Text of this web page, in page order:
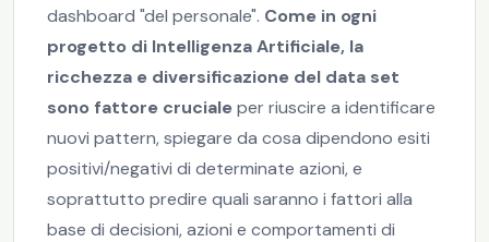
dashboard "del personale". Come in ogni
progetto di Intelligenza Artificiale, la
ricchezza e diversificazione del data set
sono fattore crucialeper riuscire a identificare
nuovi pattern, spiegare da cosa dipendono esiti
positivi/negativi di determinate azioni, e
soprattutto predire quali saranno i fattori alla
base di decisioni, azioni e comportamenti di